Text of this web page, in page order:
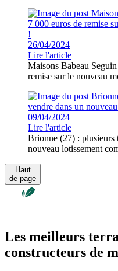
26/04/2024
Lire l'article
Maisons Babeau
remise sur le nouveau
09/04/2024
Lire l'article
Brionne (27) : plusieurs
nouveau lotissement
Haut
de page
Les meilleurs
constructeurs de